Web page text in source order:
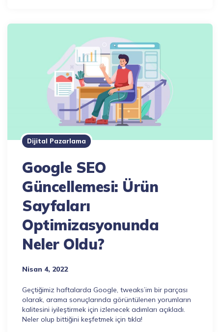
Dijital Pazarlama
Google SEO
Güncellemesi: Ürün
Sayfaları
Optimizasyonunda
Neler Oldu?
Nisan 4, 2022
Geçtiğimiz haftalarda Google, tweaks’im bir parçası
olarak, arama sonuçlarında görüntülenen yorumların
kalitesini iyileştirmek için izlenecek adımları açıkladı.
Neler olup bittiğini keşfetmek için tıkla!